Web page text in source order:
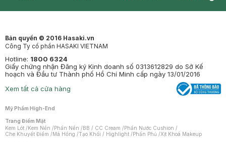
Bản quyền © 2016 Hasaki.vn
Công Ty cổ phần HASAKI VIETNAM
Hotline: 1800 6324
Giấy chứng nhận Đăng ký Kinh doanh số 0313612829 do Sở Kế
hoạch và Đầu tư Thành phố Hồ Chí Minh cấp ngày 13/01/2016
Xem tất cả cửa hàng
Mỹ Phẩm High-End
Trang Điểm Mặt
Kem Lót /Kem Nền /Phấn Nền /BB / CC Cream /Phấn Nước Cushion /
Che Khuyết Điểm /Má Hồng /Tạo Khối / Highlight /Phấn Phủ /Xịt Khoá Makeup